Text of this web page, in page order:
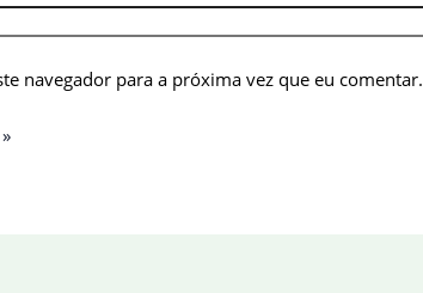
navegador para a próxima vez que eu comentar.